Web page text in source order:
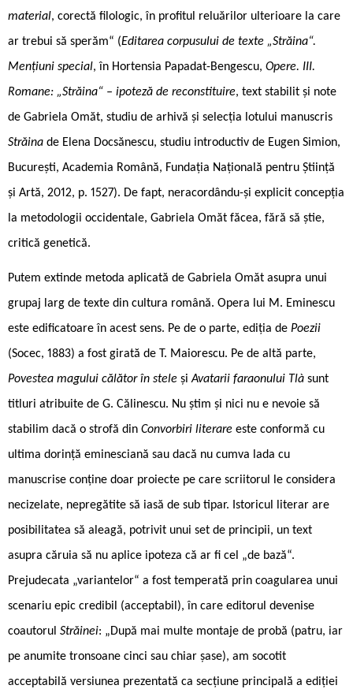
material, corectă filologic, în profitul reluărilor ulterioare la care
ar trebui să sperăm“ (Editarea corpusului de texte „Străina“.
Mențiuni special, în Hortensia Papadat-Bengescu, Opere. III.
Romane: „Străina“ – ipoteză de reconstituire, text stabilit și note
de Gabriela Omăt, studiu de arhivă și selecția lotului manuscris
Străina de Elena Docsănescu, studiu introductiv de Eugen Simion,
București, Academia Română, Fundația Națională pentru Știință
și Artă, 2012, p. 1527). De fapt, neracordându-și explicit concepția
la metodologii occidentale, Gabriela Omăt făcea, fără să știe,
critică genetică.
Putem extinde metoda aplicată de Gabriela Omăt asupra unui
grupaj larg de texte din cultura română. Opera lui M. Eminescu
este edificatoare în acest sens. Pe de o parte, ediția de Poezii
(Socec, 1883) a fost girată de T. Maiorescu. Pe de altă parte,
Povestea magului călător în stele șiAvatarii faraonului Tlà sunt
titluri atribuite de G. Călinescu. Nu știm și nici nu e nevoie să
stabilim dacă o strofă din Convorbiri literare este conformă cu
ultima dorință eminesciană sau dacă nu cumva lada cu
manuscrise conține doar proiecte pe care scriitorul le considera
necizelate, nepregătite să iasă de sub tipar. Istoricul literar are
posibilitatea să aleagă, potrivit unui set de principii, un text
asupra căruia să nu aplice ipoteza că ar fi cel „de bază“.
Prejudecata „variantelor“ a fost temperată prin coagularea unui
scenariu epic credibil (acceptabil), în care editorul devenise
coautorul Străinei: „După mai multe montaje de probă (patru, iar
pe anumite tronsoane cinci sau chiar șase), am socotit
acceptabilă versiunea prezentată ca secțiune principală a ediției